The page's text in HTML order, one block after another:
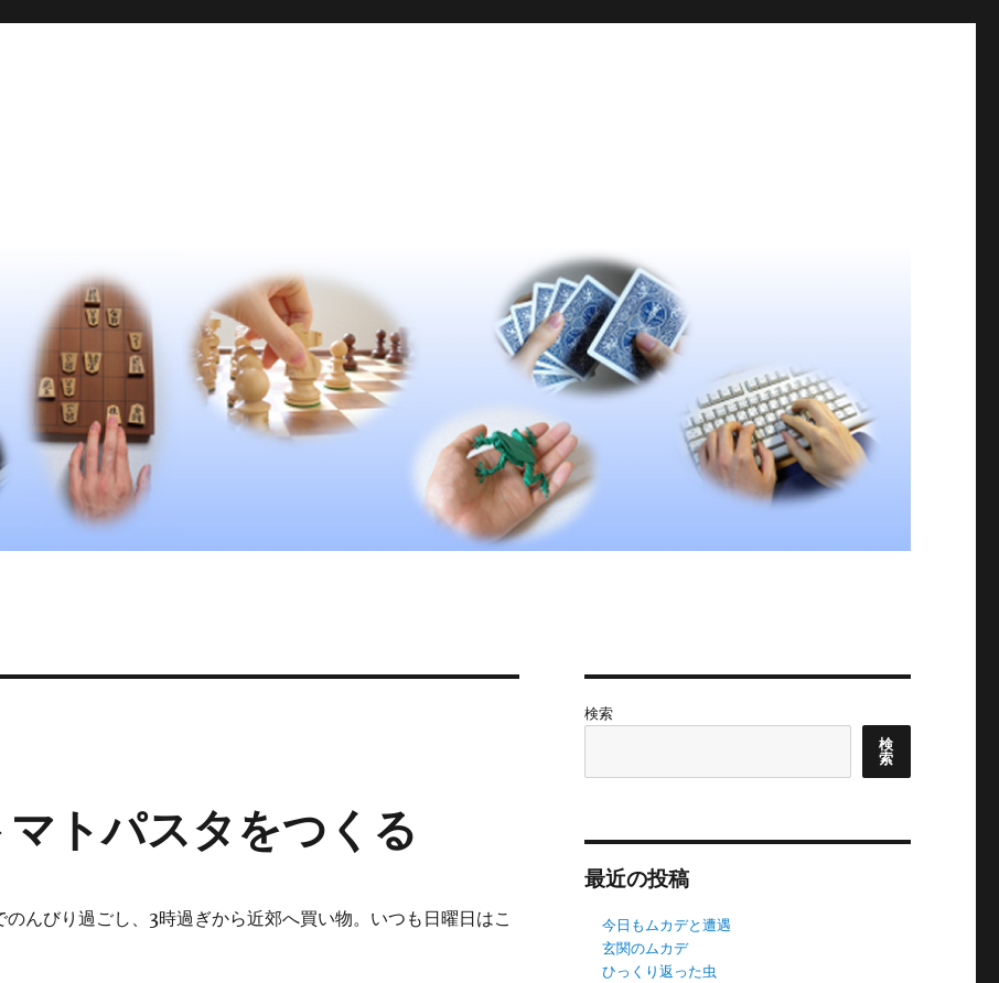
トパスタをつくる
のんびり過ごし、3時過ぎから近郊へ買い物。いつも日曜日はこ
検索
検
索
最近の投稿
今日もムカデと遭遇
玄関のムカデ
ひっくり返った虫